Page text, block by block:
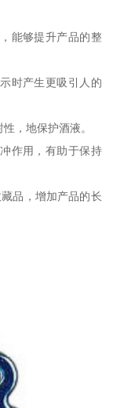
能够提升产品的整
时产生更吸引人的
，地保护酒液。
作用，有助于保持
品，增加产品的长